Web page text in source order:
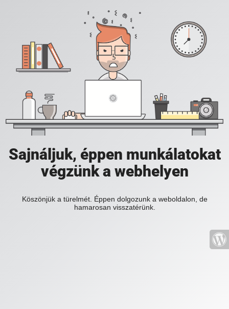
Sajnáljuk, éppen munkálatokat
végzünk a webhelyen
Köszönjük a türelmét. Éppen dolgozunk a weboldalon, de
hamarosan visszatérünk.